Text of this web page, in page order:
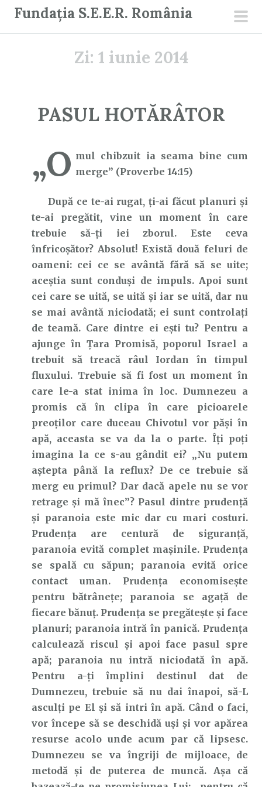
Fundația S.E.E.R. România
Zi: 1 iunie 2014
PASUL HOTĂRÂTOR
„O mul chibzuit ia seama bine cum
merge” (Proverbe 14:15)
După ce te-ai rugat, ți-ai făcut planuri și
te-ai pregătit, vine un moment în care
trebuie să-ți iei zborul. Este ceva
înfricoșător? Absolut! Există două feluri de
oameni: cei ce se avântă fără să se uite;
aceştia sunt conduși de impuls. Apoi sunt
cei care se uită, se uită și iar se uită, dar nu
se mai avântă niciodată; ei sunt controlați
de teamă. Care dintre ei ești tu? Pentru a
ajunge în Țara Promisă, poporul Israel a
trebuit să treacă râul Iordan în timpul
fluxului. Trebuie să fi fost un moment în
care le-a stat inima în loc. Dumnezeu a
promis că în clipa în care picioarele
preoților care duceau Chivotul vor păși în
apă, aceasta se va da la o parte. Îți poți
imagina la ce s-au gândit ei? „Nu putem
aștepta până la reflux? De ce trebuie să
merg eu primul? Dar dacă apele nu se vor
retrage și mă înec”? Pasul dintre prudență
și paranoia este mic dar cu mari costuri.
Prudența are centură de siguranță,
paranoia evită complet mașinile. Prudența
se spală cu săpun; paranoia evită orice
contact uman. Prudența economisește
pentru bătrânețe; paranoia se agață de
fiecare bănuț. Prudența se pregătește și face
planuri; paranoia intră în panică. Prudența
calculează riscul și apoi face pasul spre
apă; paranoia nu intră niciodată în apă.
Pentru a-ți împlini destinul dat de
Dumnezeu, trebuie să nu dai înapoi, să-L
asculți pe El și să intri în apă. Când o faci,
vor începe să se deschidă uși și vor apărea
resurse acolo unde acum par că lipsesc.
Dumnezeu se va îngriji de mijloace, de
metodă și de puterea de muncă. Așa că